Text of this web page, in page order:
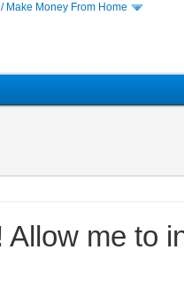
Make Money From Home
Allow me to